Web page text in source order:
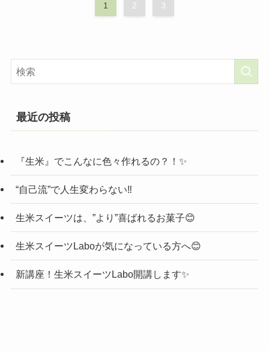
1 2 3
最近の投稿
『生米』でこんなに色々作れるの？！✨
“自己流”で人生変わらない‼️
生米スイーツは、”より”喜ばれるお菓子😊
生米スイーツLaboが気になっている方へ😊
新講座！生米スイーツLabo開講します✨